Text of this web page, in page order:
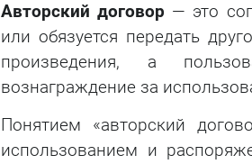
Авторский договор — это
или обязуется передать
произведения, а
вознаграждение за
Понятием «авторский
использованием и